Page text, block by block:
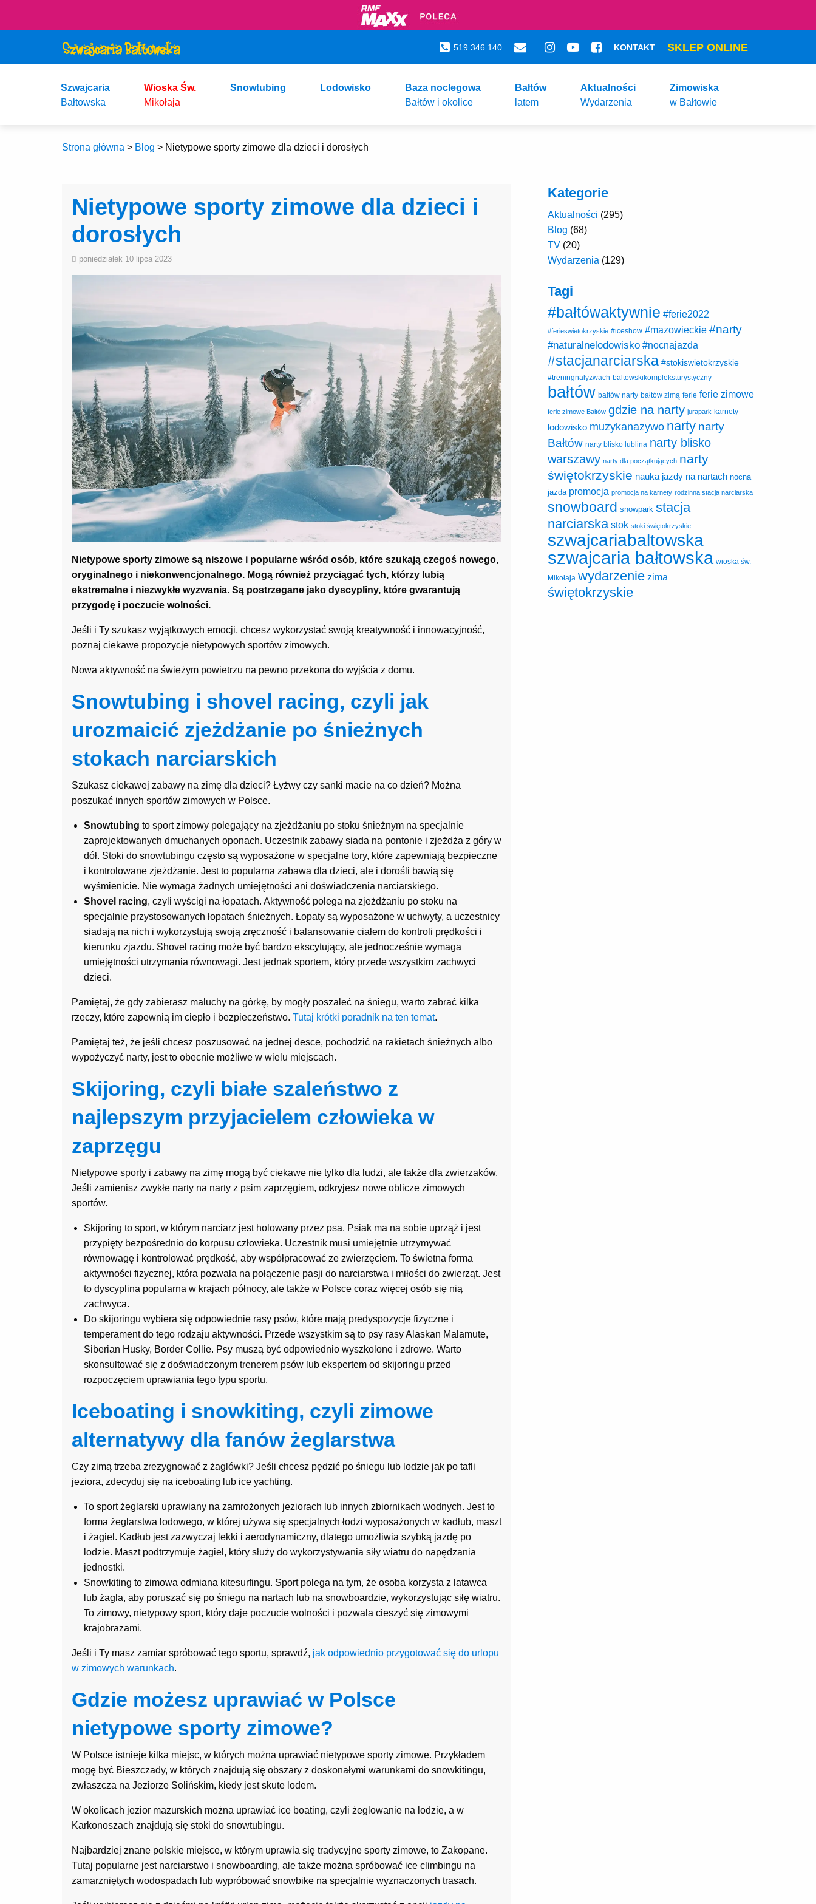
SKLEP ONLINE
KONTAKT
519 346 140
Szwajcaria
Bałtowska
Wioska Św.
Mikołaja
Snowtubing Lodowisko
Baza noclegowa
Bałtów i okolice
Bałtów
latem
Aktualności
Wydarzenia
Zimowiska
w Bałtowie
Strona główna > Blog > Nietypowe sporty zimowe dla dzieci i dorosłych
Nietypowe sporty zimowe dla dzieci i
dorosłych
poniedziałek 10 lipca 2023
Nietypowe sporty zimowe są niszowe i popularne wśród osób, które szukają czegoś nowego,
oryginalnego i niekonwencjonalnego. Mogą również przyciągać tych, którzy lubią
ekstremalne i niezwykłe wyzwania. Są postrzegane jako dyscypliny, które gwarantują
przygodę i poczucie wolności.
Jeśli i Ty szukasz wyjątkowych emocji, chcesz wykorzystać swoją kreatywność i innowacyjność,
poznaj ciekawe propozycje nietypowych sportów zimowych.
Nowa aktywność na świeżym powietrzu na pewno przekona do wyjścia z domu.
Snowtubing i shovel racing, czyli jak
urozmaicić zjeżdżanie po śnieżnych
stokach narciarskich
Szukasz ciekawej zabawy na zimę dla dzieci? Łyżwy czy sanki macie na co dzień? Można
poszukać innych sportów zimowych w Polsce.
Snowtubing to sport zimowy polegający na zjeżdżaniu po stoku śnieżnym na specjalnie
zaprojektowanych dmuchanych oponach. Uczestnik zabawy siada na pontonie i zjeżdża z góry w
dół. Stoki do snowtubingu często są wyposażone w specjalne tory, które zapewniają bezpieczne
i kontrolowane zjeżdżanie. Jest to popularna zabawa dla dzieci, ale i dorośli bawią się
wyśmienicie. Nie wymaga żadnych umiejętności ani doświadczenia narciarskiego.
Shovel racing, czyli wyścigi na łopatach. Aktywność polega na zjeżdżaniu po stoku na
specjalnie przystosowanych łopatach śnieżnych. Łopaty są wyposażone w uchwyty, a uczestnicy
siadają na nich i wykorzystują swoją zręczność i balansowanie ciałem do kontroli prędkości i
kierunku zjazdu. Shovel racing może być bardzo ekscytujący, ale jednocześnie wymaga
umiejętności utrzymania równowagi. Jest jednak sportem, który przede wszystkim zachwyci
dzieci.
Pamiętaj, że gdy zabierasz maluchy na górkę, by mogły poszaleć na śniegu, warto zabrać kilka
rzeczy, które zapewnią im ciepło i bezpieczeństwo. Tutaj krótki poradnik na ten temat.
Pamiętaj też, że jeśli chcesz poszusować na jednej desce, pochodzić na rakietach śnieżnych albo
wypożyczyć narty, jest to obecnie możliwe w wielu miejscach.
Skijoring, czyli białe szaleństwo z
najlepszym przyjacielem człowieka w
zaprzęgu
Nietypowe sporty i zabawy na zimę mogą być ciekawe nie tylko dla ludzi, ale także dla zwierzaków.
Jeśli zamienisz zwykłe narty na narty z psim zaprzęgiem, odkryjesz nowe oblicze zimowych
sportów.
Skijoring to sport, w którym narciarz jest holowany przez psa. Psiak ma na sobie uprząż i jest
przypięty bezpośrednio do korpusu człowieka. Uczestnik musi umiejętnie utrzymywać
równowagę i kontrolować prędkość, aby współpracować ze zwierzęciem. To świetna forma
aktywności fizycznej, która pozwala na połączenie pasji do narciarstwa i miłości do zwierząt. Jest
to dyscyplina popularna w krajach północy, ale także w Polsce coraz więcej osób się nią
zachwyca.
Do skijoringu wybiera się odpowiednie rasy psów, które mają predyspozycje fizyczne i
temperament do tego rodzaju aktywności. Przede wszystkim są to psy rasy Alaskan Malamute,
Siberian Husky, Border Collie. Psy muszą być odpowiednio wyszkolone i zdrowe. Warto
skonsultować się z doświadczonym trenerem psów lub ekspertem od skijoringu przed
rozpoczęciem uprawiania tego typu sportu.
Iceboating i snowkiting, czyli zimowe
alternatywy dla fanów żeglarstwa
Czy zimą trzeba zrezygnować z żaglówki? Jeśli chcesz pędzić po śniegu lub lodzie jak po tafli
jeziora, zdecyduj się na iceboating lub ice yachting.
To sport żeglarski uprawiany na zamrożonych jeziorach lub innych zbiornikach wodnych. Jest to
forma żeglarstwa lodowego, w której używa się specjalnych łodzi wyposażonych w kadłub, maszt
i żagiel. Kadłub jest zazwyczaj lekki i aerodynamiczny, dlatego umożliwia szybką jazdę po
lodzie. Maszt podtrzymuje żagiel, który służy do wykorzystywania siły wiatru do napędzania
jednostki.
Snowkiting to zimowa odmiana kitesurfingu. Sport polega na tym, że osoba korzysta z latawca
lub żagla, aby poruszać się po śniegu na nartach lub na snowboardzie, wykorzystując siłę wiatru.
To zimowy, nietypowy sport, który daje poczucie wolności i pozwala cieszyć się zimowymi
krajobrazami.
Jeśli i Ty masz zamiar spróbować tego sportu, sprawdź, jak odpowiednio przygotować się do urlopu
w zimowych warunkach.
Gdzie możesz uprawiać w Polsce
nietypowe sporty zimowe?
W Polsce istnieje kilka miejsc, w których można uprawiać nietypowe sporty zimowe. Przykładem
mogę być Bieszczady, w których znajdują się obszary z doskonałymi warunkami do snowkitingu,
zwłaszcza na Jeziorze Solińskim, kiedy jest skute lodem.
W okolicach jezior mazurskich można uprawiać ice boating, czyli żeglowanie na lodzie, a w
Karkonoszach znajdują się stoki do snowtubingu.
Najbardziej znane polskie miejsce, w którym uprawia się tradycyjne sporty zimowe, to Zakopane.
Tutaj popularne jest narciarstwo i snowboarding, ale także można spróbować ice climbingu na
zamarzniętych wodospadach lub wypróbować snowbike na specjalnie wyznaczonych trasach.
Kategorie
Aktualności (295)
Blog (68)
TV(20)
Wydarzenia (129)
Tagi
#bałtówaktywnie #ferie2022
#ferieswietokrzyskie #iceshow #mazowieckie #narty
#naturalnelodowisko #nocnajazda
#stacjanarciarska #stokiswietokrzyskie
#treningnalyzwach baltowskikompleksturystyczny
bałtów bałtów narty bałtów zimą ferie ferie zimowe
ferie zimowe Bałtów gdzie na narty jurapark karnety
lodowisko muzykanazywo narty narty
Bałtów narty blisko lublina narty blisko
warszawy narty dla początkujących narty
świętokrzyskie nauka jazdy na nartach nocna
jazda promocja promocja na karnety rodzinna stacja narciarska
snowboard snowpark stacja
narciarska stok stoki świętokrzyskie
szwajcariabaltowska
szwajcaria bałtowska wioska św.
Mikołaja wydarzenie zima
świętokrzyskie